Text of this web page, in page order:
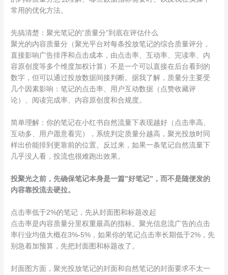
常用的优化方法。
先搞清楚：聚光笔记的”质量分”到底在评估什么
聚光的内容质量分（聚光平台对每条投放笔记的综合质量评分，
直接影响广告排序和点击成本，由点击率、互动率、完读率、内
容原创度等多个维度加权计算）不是一个可以直接在后台看到的
数字，但可以通过投放数据间接判断。据我了解，质量分主要受
几个因素影响：笔记的点击率、用户互动数据（点赞收藏评
论）、阅读完成率、内容原创度和合规度。
简单理解：你的笔记在小红书自然流量下表现越好（点击率高、
互动多、用户愿意看完），系统判定质量分越高，聚光投放时同
样出价能排到更靠前的位置。反过来，如果一条笔记自然流量下
几乎没人看，投流也很难跑出效果。
投聚光之前，先确保笔记本身是一篇”好笔记”，而不是随便发的
内容靠投流去硬拉。
点击率低于2%的笔记，先从封面图和标题改起
点击率是内容质量分里权重最高的指标。聚光信息流广告的点击
率行业均值大概在3%-5%，如果你的笔记点击率长期低于2%，先
别急着加预算，先把封面图和标题改了。
封面图方面，聚光投放笔记的封面和自然笔记的封面要求不太一